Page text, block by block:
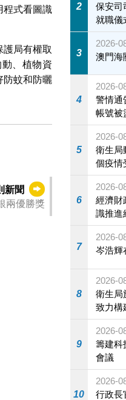
程式看圖識
局有權取
、植物資
防蚊和防曬
新聞
兩優勝獎
2
保安司
就職儀
3
2026-
澳門海
4
2026-
警情通
帳號被
5
2026-
衛生局
個疫情
施
6
2026-
經濟財
識推進
7
2026-
岑浩輝
8
2026-
衛生局
致力構
9
2026-
籌建科
會議
10
2026-
行政長